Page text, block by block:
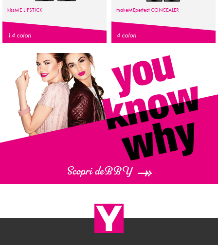
kissME LIPSTICK
14 colori
makeMEperfectCONCEALER
4 colori
Scopri deBBY